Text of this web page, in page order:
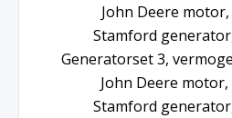
John Deere
Stamford
Generatorset 3,
John Deere
Stamford